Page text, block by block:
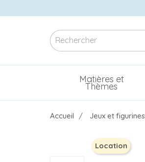
Matières et
Thèmes
Accueil Jeux et figurines
Location